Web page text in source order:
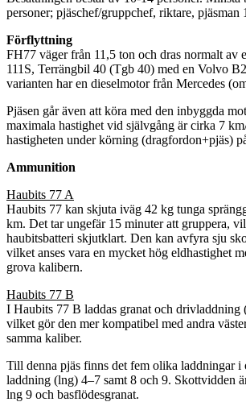
personer; pjäschef/gruppchef, riktare, pjäsman
Förflyttning
FH77 väger från 11,5 ton och dras normalt av
111S, Terrängbil 40 (Tgb 40) med en Volvo
varianten har en dieselmotor från Mercedes
Pjäsen går även att köra med den inbyggda
maximala hastighet vid självgång är cirka 7
hastigheten under körning (dragfordon+pjäs)
Ammunition
Haubits 77 A
Haubits 77 kan skjuta iväg 42 kg tunga
km. Det tar ungefär 15 minuter att gruppera,
haubitsbatteri skjutklart. Den kan avfyra sju
vilket anses vara en mycket hög eldhastighet
grova kalibern.
Haubits 77 B
I Haubits 77 B laddas granat och drivladdning
vilket gör den mer kompatibel med andra
samma kaliber.
Till denna pjäs finns det fem olika laddningar i
laddning (lng) 4–7 samt 8 och 9. Skottvidden
lng 9 och basflödesgranat.